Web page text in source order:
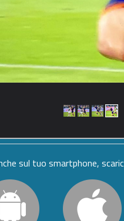
sul tuo smartphone,